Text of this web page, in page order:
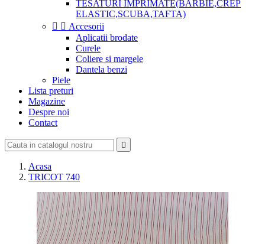
TESATURI IMPRIMATE(BARBIE,CREP
ELASTIC,SCUBA,TAFTA)
  Accesorii
Aplicatii brodate
Curele
Coliere si margele
Dantela benzi
Piele
Lista preturi
Magazine
Despre noi
Contact

Acasa
TRICOT 740